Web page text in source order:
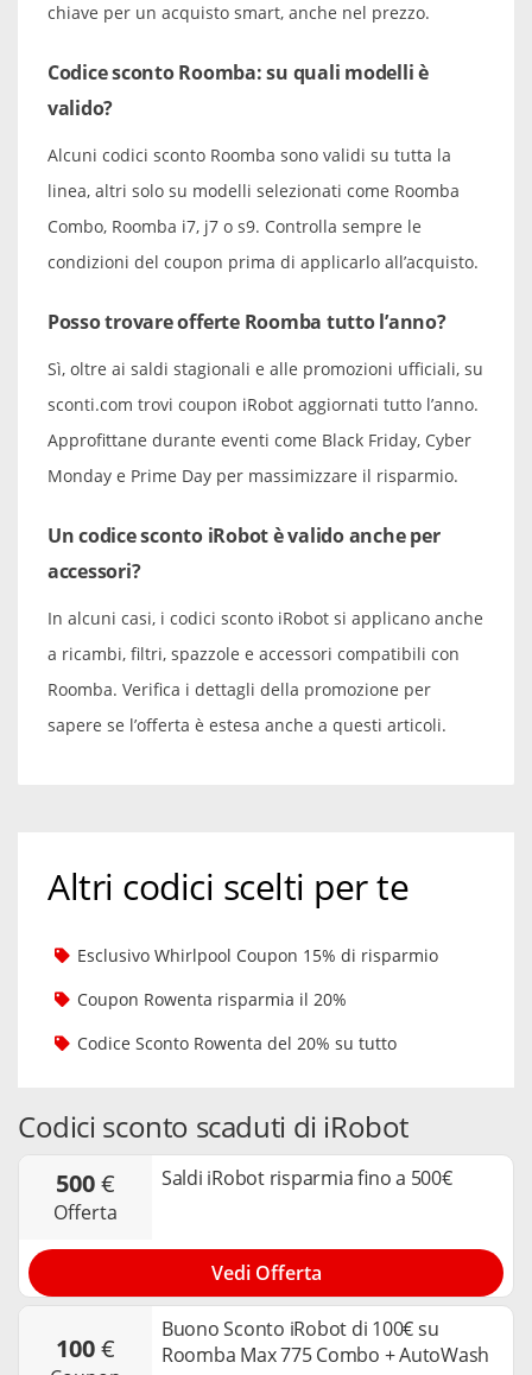
chiave per un acquisto smart, anche nel prezzo.
Codice sconto Roomba: su quali modelli è
valido?
Alcuni codici sconto Roomba sono validi su tutta la
linea, altri solo su modelli selezionati come Roomba
Combo, Roomba i7, j7 o s9. Controlla sempre le
condizioni del coupon prima di applicarlo all’acquisto.
Posso trovare offerte Roomba tutto l’anno?
Sì, oltre ai saldi stagionali e alle promozioni ufficiali, su
sconti.com trovi coupon iRobot aggiornati tutto l’anno.
Approfittane durante eventi come Black Friday, Cyber
Monday e Prime Day per massimizzare il risparmio.
Un codice sconto iRobot è valido anche per
accessori?
In alcuni casi, i codici sconto iRobot si applicano anche
a ricambi, filtri, spazzole e accessori compatibili con
Roomba. Verifica i dettagli della promozione per
sapere se l’offerta è estesa anche a questi articoli.
Altri codici scelti per te
Esclusivo Whirlpool Coupon 15% di risparmio
Coupon Rowenta risparmia il 20%
Codice Sconto Rowenta del 20% su tutto
Codici sconto scaduti di iRobot
500€
offerta
Saldi iRobot risparmia fino a 500€
Vedi Offerta
100€
Buono Sconto iRobot di 100€ su
Roomba Max 775 Combo + AutoWash